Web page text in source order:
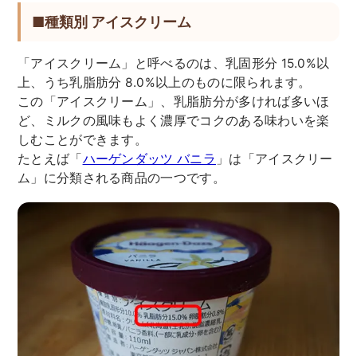
■種類別 アイスクリーム
「アイスクリーム」と呼べるのは、乳固形分 15.0%以
上、うち乳脂肪分 8.0%以上のものに限られます。
この「アイスクリーム」、乳脂肪分が多ければ多いほ
ど、ミルクの風味もよく濃厚でコクのある味わいを楽
しむことができます。
たとえば「ハーゲンダッツ バニラ 」は「アイスクリー
ム」に分類される商品の一つです。